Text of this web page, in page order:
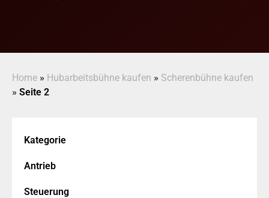
Home » Hubarbeitsbühne kaufen » Scherenbühne kaufen
» Seite 2
Kategorie
Antrieb
Steuerung